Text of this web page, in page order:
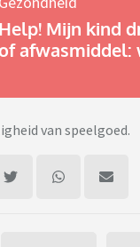
Help! Mijn kind
afwasmiddel:
van speelgoed.